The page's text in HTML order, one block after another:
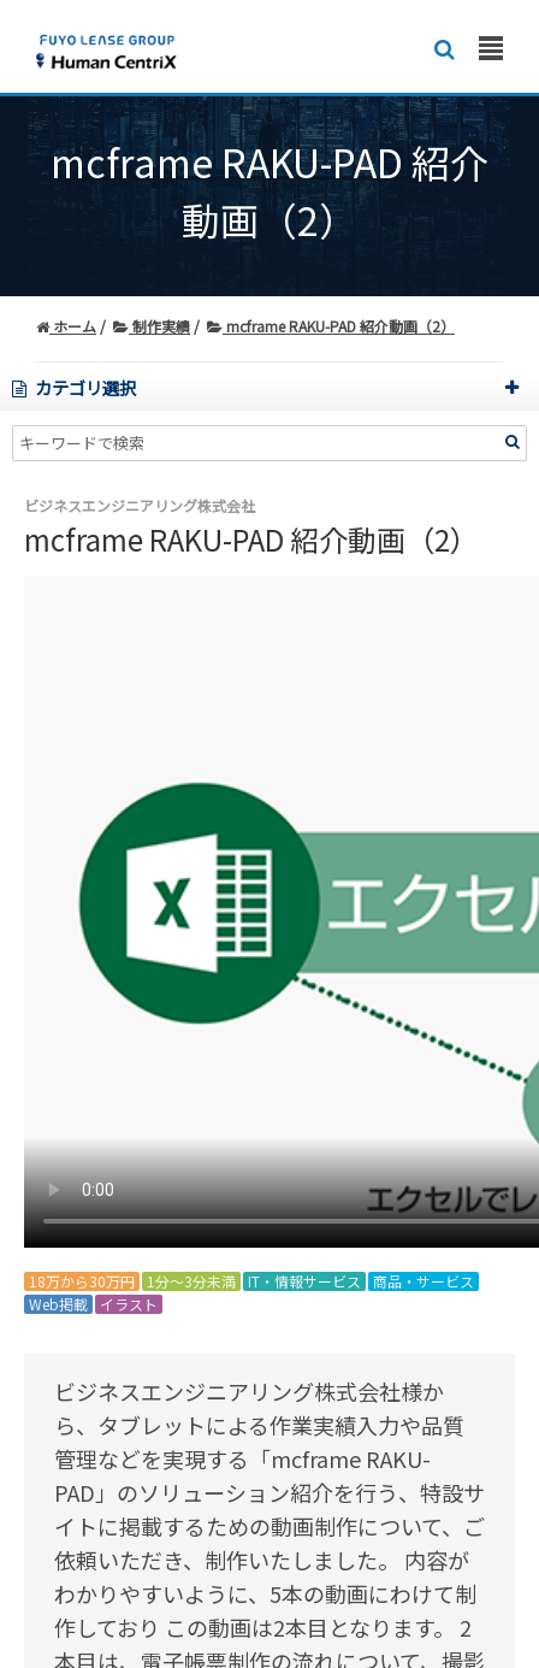
mcframe RAKU-PAD 紹介
動画（2）
ホーム 制作実績 mcframe RAKU-PAD 紹介動画（2）
カテゴリ選択
ビジネスエンジニアリング株式会社
mcframe RAKU-PAD 紹介動画（2）
18万から30万円 1分～3分未満 IT・情報サービス
商品・サービス
Web掲載
イラスト
ビジネスエンジニアリング株式会社様か
ら、タブレットによる作業実績入力や品質
管理などを実現する「mcframe RAKU-
PAD」のソリューション紹介を行う、特設サ
イトに掲載するための動画制作について、ご
依頼いただき、制作いたしました。 内容が
わかりやすいように、5本の動画にわけて制
作しており この動画は2本目となります。 2
本目は、電子帳票制作の流れについて、撮影